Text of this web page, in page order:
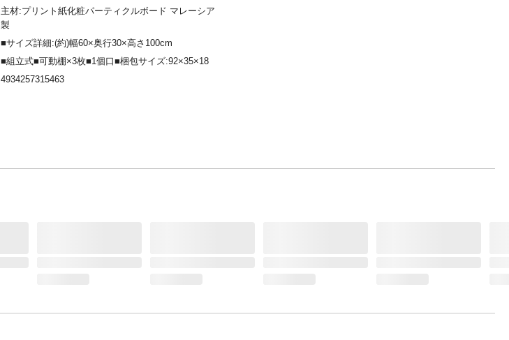
主材:プリント紙化粧パーティクルボード マレーシア
製
■サイズ詳細:(約)幅60×奥行30×高さ100cm
■組立式■可動棚×3枚■1個口■梱包サイズ:92×35×18
4934257315463